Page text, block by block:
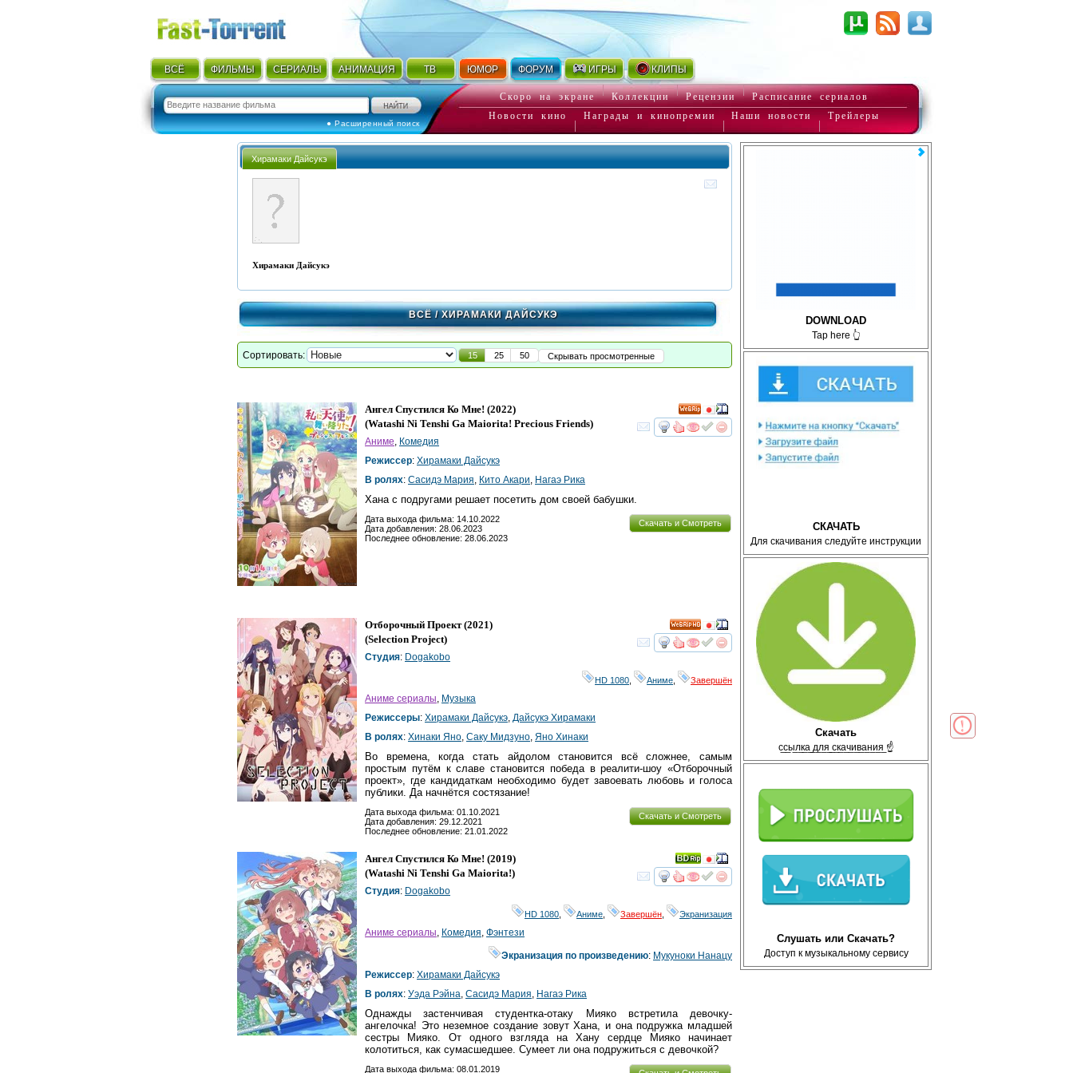
ВСЁ ФИЛЬМЫ СЕРИАЛЫ АНИМАЦИЯ ТВ ЮМОР ФОРУМ ИГРЫ КЛИПЫ
● Расширенный поиск
Скоро на экране Коллекции Рецензии
Расписание сериалов
Новости кино
Награды и кинопремии Наши новости Трейлеры
DOWNLOAD
Tap here 👆
СКАЧАТЬ
Для скачивания следуйте инструкции
Скачать
с̲с̲ы̲л̲к̲а̲ ̲д̲л̲я̲ ̲с̲к̲а̲ч̲и̲в̲а̲н̲и̲я̲ ☝
Слушать или Скачать?
Доступ к музыкальному сервису
Хирамаки Дайсукэ
Хирамаки Дайсукэ
ВСЁ/ ХИРАМАКИ ДАЙСУКЭ
Сортировать: 15 25 50 Скрывать просмотренные
смотретьинтересует
Ангел Спустился Ко Мне! (2022)
(Watashi Ni Tenshi Ga Maiorita! Precious Friends)
Аниме, Комедия
Режиссер: Хирамаки Дайсукэ
В ролях: Сасидэ Мария, Кито Акари, Нагаэ Рика
Хана с подругами решает посетить дом своей бабушки.
Скачать и Смотреть
Дата выхода фильма: 14.10.2022
Дата добавления: 28.06.2023
Последнее обновление: 28.06.2023
смотретьинтересует
HD
Отборочный Проект(2021)
(Selection Project)
Студия: Dogakobo
HD 1080 Аниме Завершён
Аниме сериалы, Музыка
Режиссеры: Хирамаки Дайсукэ, Дайсукэ Хирамаки
В ролях: Хинаки Яно, Саку Мидзуно, Яно Хинаки
Во времена, когда стать айдолом становится всё сложнее, самым
простым путём к славе становится победа в реалити-шоу «Отборочный
проект», где кандидаткам необходимо будет завоевать любовь и голоса
публики. Да начнётся состязание!
Скачать и Смотреть
Дата выхода фильма: 01.10.2021
Дата добавления: 29.12.2021
Последнее обновление: 21.01.2022
смотретьинтересует
Ангел Спустился Ко Мне! (2019)
(Watashi Ni Tenshi Ga Maiorita!)
Студия: Dogakobo
HD 1080 Аниме Завершён Экранизация
Аниме сериалы, Комедия, Фэнтези
Экранизация по произведению: Мукуноки Нанацу
Режиссер: Хирамаки Дайсукэ
В ролях: Уэда Рэйна, Сасидэ Мария, Нагаэ Рика
Однажды застенчивая студентка-отаку Мияко встретила девочку-
ангелочка! Это неземное создание зовут Хана, и она подружка младшей
сестры Мияко. От одного взгляда на Хану сердце Мияко начинает
колотиться, как сумасшедшее. Сумеет ли она подружиться с девочкой?
Дата выхода фильма: 08.01.2019